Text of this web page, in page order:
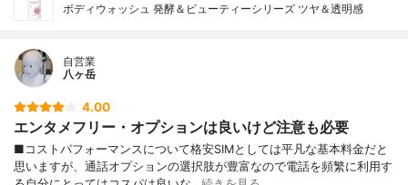
ボディウォッシュ 発酵＆ビューティーシリーズ ツヤ＆透明感
自営業
八ヶ岳
4.00
エンタメフリー・オプションは良いけど注意も必要
■コストパフォーマンスについて格安SIMとしては平凡な基本料金だと
思いますが、通話オプションの選択肢が豊富なので電話を頻繁に利用す